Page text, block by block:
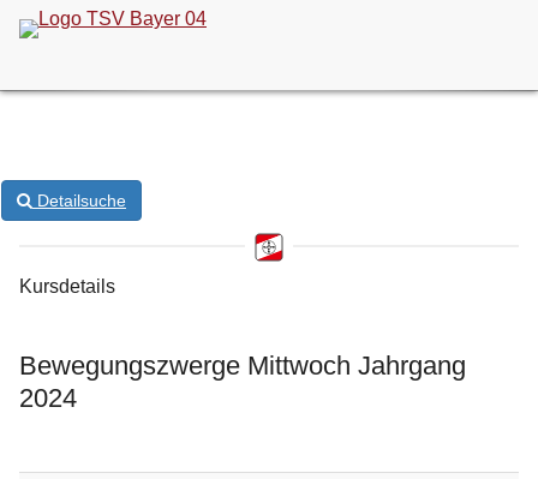
Detailsuche
Kursdetails
Bewegungszwerge Mittwoch Jahrgang
2024